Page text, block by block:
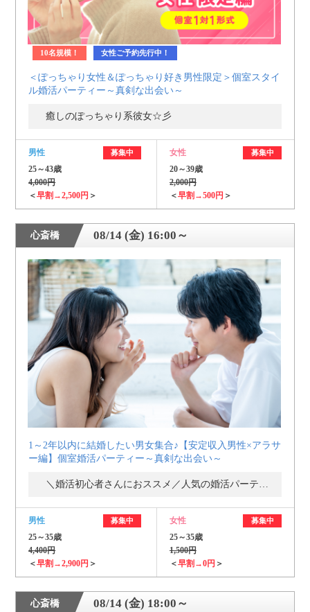
10名規模！ 女性ご予約先行中！
＜ぽっちゃり女性＆ぽっちゃり好き男性限定＞個室スタイ
ル婚活パーティー～真剣な出会い～
癒しのぽっちゃり系彼女☆彡
男性 募集中
25～43歳
4,000円
＜早割→2,500円 ＞
女性 募集中
20～39歳
2,000円
＜早割→500円 ＞
心斎橋 08/14 (金) 16:00～
1～2年以内に結婚したい男女集合♪【安定収入男性×アラサ
ー編】個室婚活パーティー～真剣な出会い～
＼婚活初心者さんにおススメ／人気の婚活パーティー・街コン
男性 募集中
25～35歳
4,400円
＜早割→2,900円 ＞
女性 募集中
25～35歳
1,500円
＜早割→0円 ＞
心斎橋 08/14 (金) 18:00～